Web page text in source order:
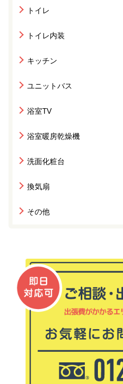
トイレ
トイレ内装
キッチン
ユニットバス
浴室TV
浴室暖房乾燥機
洗面化粧台
換気扇
その他